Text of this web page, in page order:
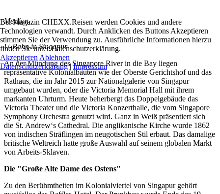
Merlion
U-Bahn in Singapur
An der Mündung des Singapore River in die Bay liegen
repräsentative Kolonialbauten wie der Oberste Gerichtshof und das
Rathaus, die im Jahr 2015 zur Nationalgalerie von Singapur
umgebaut wurden, oder die Victoria Memorial Hall mit ihrem
markanten Uhrturm. Heute beherbergt das Doppelgebäude das
Victoria Theater und die Victoria Konzerthalle, die vom Singapore
Symphony Orchestra genutzt wird. Ganz in Weiß präsentiert sich
die St. Andrew‘s Cathedral. Die anglikanische Kirche wurde 1862
von indischen Sträflingen im neugotischen Stil erbaut. Das damalige
britische Weltreich hatte große Auswahl auf seinem globalen Markt
von Arbeits-Sklaven.
Die "Große Alte Dame des Ostens"
Zu den Berühmtheiten im Kolonialviertel von Singapur gehört
Bei Magazin CHEXX.Reisen werden Cookies und andere
Technologien verwandt. Durch Anklicken des Buttons Akzeptieren
stimmen Sie der Verwendung zu. Ausführliche Informationen hierzu
finden Sie unter Datenschutzerklärung.
Akzeptieren Ablehnen
Datenschutzerklärung|Impressum